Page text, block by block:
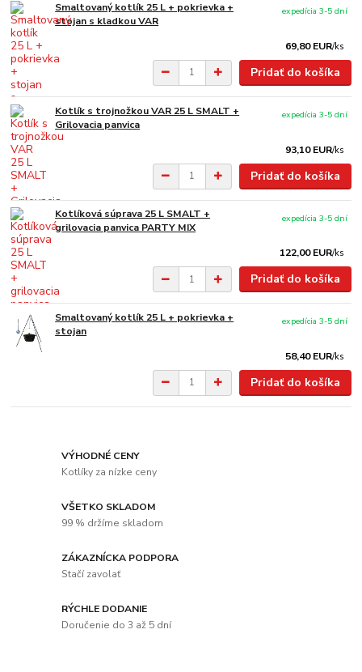
Smaltovaný kotlík 25 L + pokrievka +
stojan s kladkou VAR
69,80 EUR/ks
expedícia 3-5 dní
Pridať do košíka
Kotlík s trojnožkou VAR 25 L SMALT +
Grilovacia panvica
93,10 EUR/ks
expedícia 3-5 dní
Pridať do košíka
Kotlíková súprava 25 L SMALT +
grilovacia panvica PARTY MIX
122,00 EUR/ks
expedícia 3-5 dní
Pridať do košíka
Smaltovaný kotlík 25 L + pokrievka +
stojan
58,40 EUR/ks
expedícia 3-5 dní
Pridať do košíka
VÝHODNÉ CENY
Kotlíky za nízke ceny
VŠETKO SKLADOM
99 % držíme skladom
ZÁKAZNÍCKA PODPORA
Stačí zavolať
RÝCHLE DODANIE
Doručenie do 3 až 5 dní